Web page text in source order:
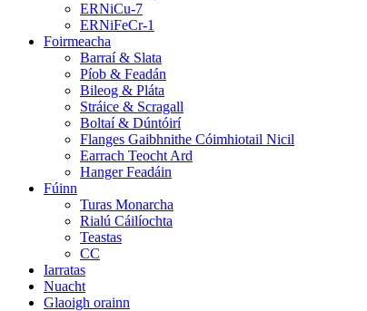
ERNiCu-7
ERNiFeCr-1
Foirmeacha
Barraí & Slata
Píob & Feadán
Bileog & Pláta
Stráice & Scragall
Boltaí & Dúntóirí
Flanges Gaibhnithe Cóimhiotail Nicil
Earrach Teocht Ard
Hanger Feadáin
Fúinn
Turas Monarcha
Rialú Cáilíochta
Teastas
CC
Iarratas
Nuacht
Glaoigh orainn